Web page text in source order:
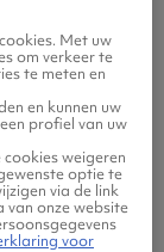
Met uw
om verkeer te
te meten en
en kunnen uw
profiel van uw
weigeren
optie te
via de link
van onze website
voor